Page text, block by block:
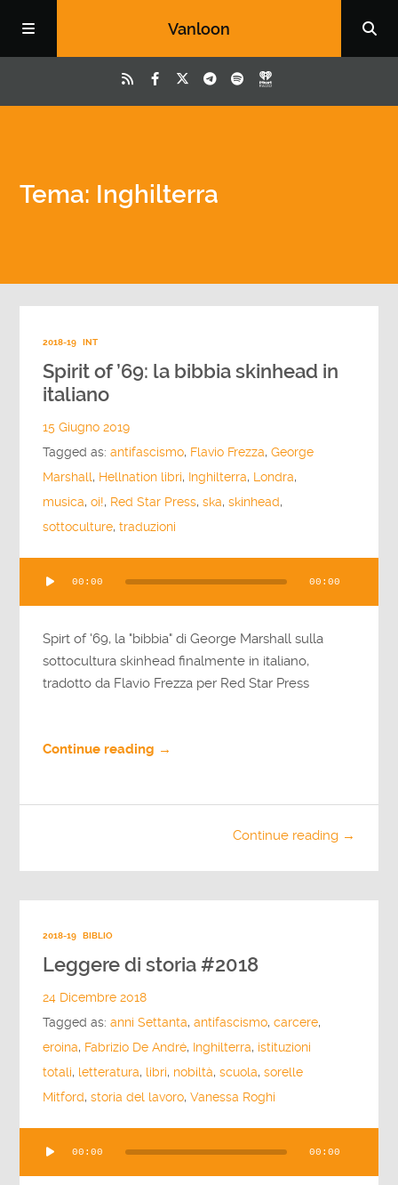
Vanloon
Tema: Inghilterra
2018-19 INT
Spirit of ’69: la bibbia skinhead in
italiano
15 Giugno 2019
Tagged as:antifascismo, Flavio Frezza,George
Marshall, Hellnation libri, Inghilterra, Londra,
musica,oi!, Red Star Press,ska,skinhead,
sottoculture,traduzioni
Player
00:00 00:00
Spirt of '69, la "bibbia" di George Marshall sulla
sottocultura skinhead finalmente in italiano,
tradotto da Flavio Frezza per Red Star Press
Continue reading →
Continue reading →
2018-19 BIBLIO
Leggere di storia #2018
24 Dicembre 2018
Tagged as:anni Settanta,antifascismo,carcere,
eroina, Fabrizio De André, Inghilterra, istituzioni
totali, letteratura, libri, nobiltà,scuola,sorelle
Mitford,storia del lavoro,Vanessa Roghi
Player
00:00 00:00